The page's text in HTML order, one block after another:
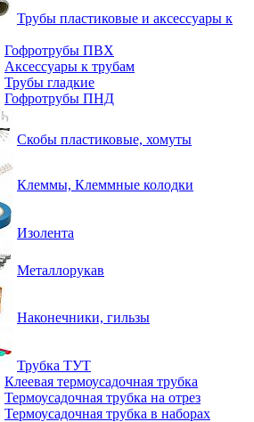
Трубы пластиковые и аксессуары к
Гофротрубы ПВХ
Аксессуары к трубам
Трубы гладкие
Гофротрубы ПНД
Скобы пластиковые, хомуты
Клеммы, Клеммные колодки
Изолента
Металлорукав
Наконечники, гильзы
Трубка ТУТ
Клеевая термоусадочная трубка
Термоусадочная трубка на отрез
Термоусадочная трубка в наборах